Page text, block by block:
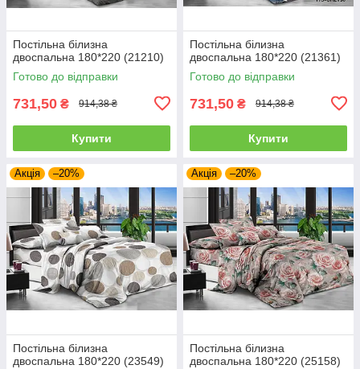
Постільна білизна
двоспальна 180*220 (21210)
Готово до відправки
731,50 ₴ 914,38 ₴
Купити
Постільна білизна
двоспальна 180*220 (21361)
Готово до відправки
731,50 ₴ 914,38 ₴
Купити
Акція –20%
Постільна білизна
двоспальна 180*220 (23549)
Акція –20%
Постільна білизна
двоспальна 180*220 (25158)